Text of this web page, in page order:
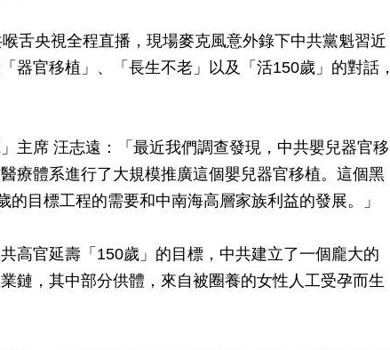
舌央視全程直播，現場麥克風意外錄下中共黨魁習近
器官移植」、「長生不老」以及「活150歲」的對話，
主席 汪志遠：「最近我們調查發現，中共嬰兒器官移
療體系進行了大規模推廣這個嬰兒器官移植。這個黑
的目標工程的需要和中南海高層家族利益的發展。」
高官延壽「150歲」的目標，中共建立了一個龐大的
鏈，其中部分供體，來自被圈養的女性人工受孕而生